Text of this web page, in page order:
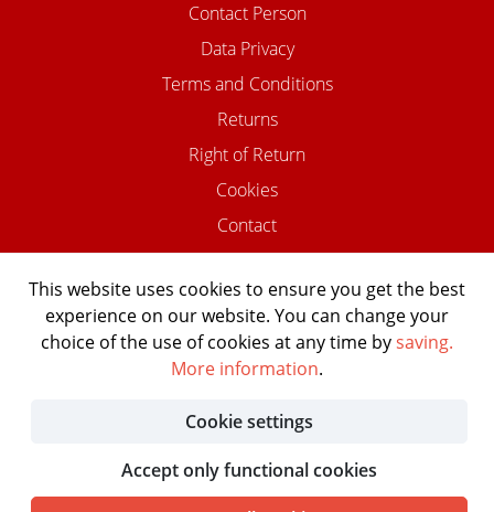
Contact Person
Data Privacy
Terms and Conditions
Returns
Right of Return
Cookies
Contact
©2026 USTOMED INSTRUMENTE
Powered by Shopware Agentur
Shopentwickler.Berlin
This website uses cookies to ensure you get the best
experience on our website. You can change your
choice of the use of cookies at any time bysaving.
More information.
Cookie settings
Accept only functional cookies